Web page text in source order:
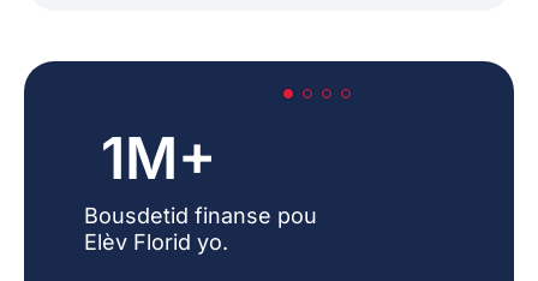
1M+
Bousdetid finanse pou
Elèv Florid yo.